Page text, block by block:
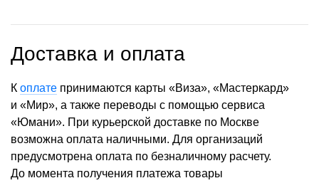
Доставка и оплата
К оплате принимаются карты «Виза», «Мастеркард»
и «Мир», а также переводы с помощью сервиса
«Юмани». При курьерской доставке по Москве
возможна оплата наличными. Для организаций
предусмотрена оплата по безналичному расчету.
До момента получения платежа товары